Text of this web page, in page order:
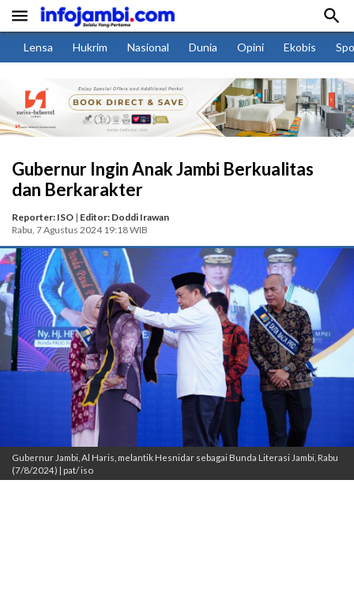
 
Lensa Hukrim Nasional Dunia Opini Ekobis
Gubernur Ingin Anak Jambi Berkualitas
dan Berkarakter
Reporter: ISO | Editor: Doddi Irawan
Rabu, 7 Agustus 2024 19:18 WIB
Gubernur Jambi, Al Haris, melantik Hesnidar sebagai Bunda Literasi Jambi, Rabu
(7/8/2024) | pat/ iso